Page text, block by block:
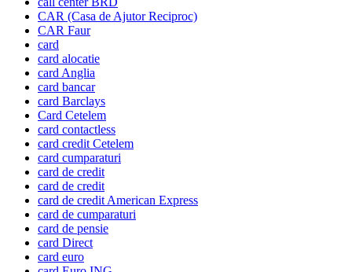
CAR (Casa de Ajutor Reciproc)
CAR Faur
card
card alocatie
card Anglia
card bancar
card Barclays
Card Cetelem
card contactless
card credit Cetelem
card cumparaturi
card de credit
card de credit
card de credit American Express
card de cumparaturi
card de pensie
card Direct
card euro